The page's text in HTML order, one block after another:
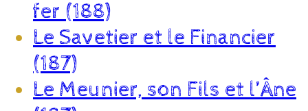
fer (188)
Le Savetier et le Financier
(187)
Le Meunier, son Fils et l’Âne